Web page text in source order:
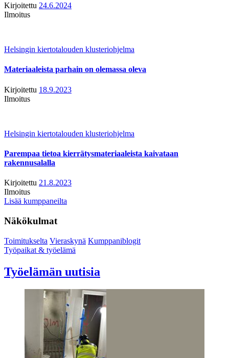
Kirjoitettu 24.6.2024
Ilmoitus
Helsingin kiertotalouden klusteriohjelma
Materiaaleista parhain on olemassa oleva
Kirjoitettu 18.9.2023
Ilmoitus
Helsingin kiertotalouden klusteriohjelma
Parempaa tietoa kierrätysmateriaaleista kaivataan
rakennusalalla
Kirjoitettu 21.8.2023
Ilmoitus
Lisää kumppaneilta
Näkökulmat
Toimitukselta Vieraskynä Kumppaniblogit
Työpaikat & työelämä
Työelämän uutisia